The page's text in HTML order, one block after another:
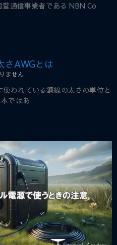
通信事業者である NBN Co
さAWGとは
ません
われている銅線の太さの単位と
ではあ